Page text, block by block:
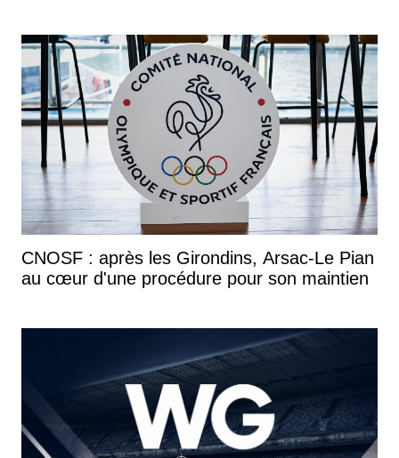
CNOSF : après les Girondins, Arsac-Le Pian
au cœur d'une procédure pour son maintien